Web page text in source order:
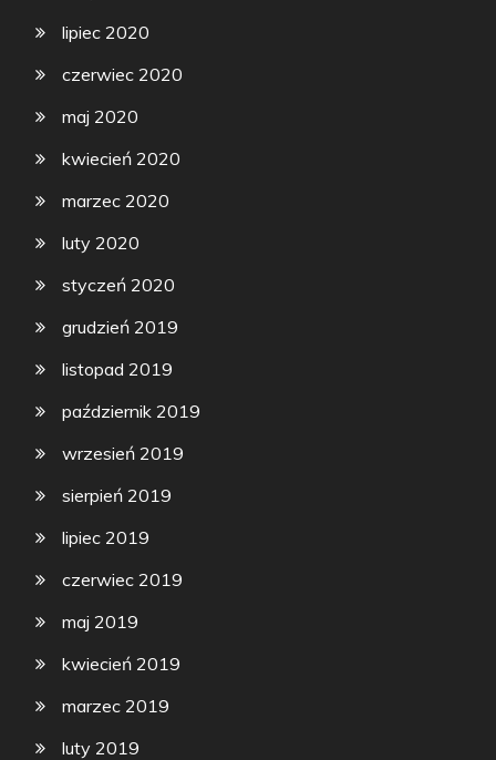
lipiec 2020
czerwiec 2020
maj 2020
kwiecień 2020
marzec 2020
luty 2020
styczeń 2020
grudzień 2019
listopad 2019
październik 2019
wrzesień 2019
sierpień 2019
lipiec 2019
czerwiec 2019
maj 2019
kwiecień 2019
marzec 2019
luty 2019